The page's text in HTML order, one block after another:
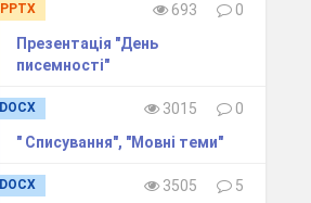
PPTX 693
0
Презентація "День
писемності"
DOCX 3015
0
" Списування", "Мовні теми"
DOCX 3505
5